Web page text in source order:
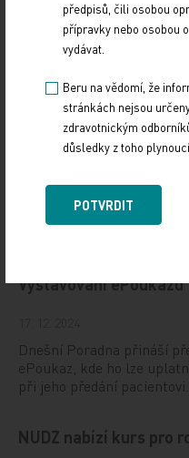
19. světový kongres
(CONy)
10. 3. 2025
19. světový kongres
Vystavování ePoukazů
Dnešní Poradna přináší
ePoukaz, kde ho lze
při jeho předání
NUDZ nabízí kurs pro
předpisů, čili osobou
přípravky nebo osobou
vydávat.
Beru na vědomí, že
stránkách nejsou
zdravotnickým
důsledky z toho
POTVRDIT